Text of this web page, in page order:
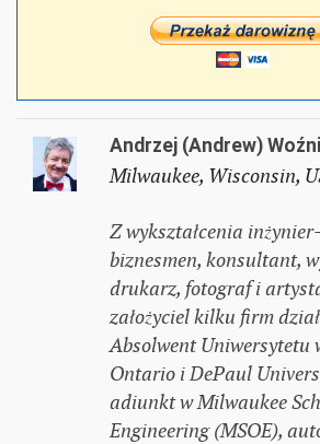
Andrzej (Andrew)
Milwaukee, Wisconsin,
Z wykształcenia
biznesmen, konsultant,
drukarz, fotograf i
założyciel kilku firm
Absolwent Uniwersytetu
Ontario i DePaul
adiunkt w Milwaukee
Engineering (MSOE),